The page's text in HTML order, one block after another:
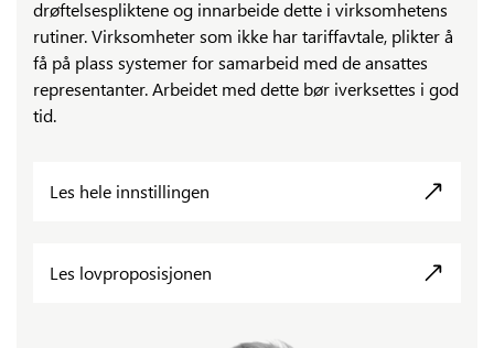
drøftelsespliktene og innarbeide dette i virksomhetens
rutiner. Virksomheter som ikke har tariffavtale, plikter å
få på plass systemer for samarbeid med de ansattes
representanter. Arbeidet med dette bør iverksettes i god
tid.
Les hele innstillingen
Les lovproposisjonen